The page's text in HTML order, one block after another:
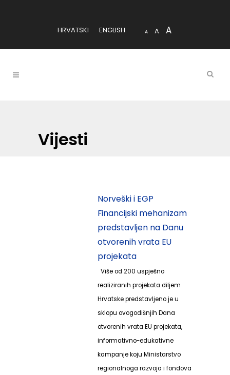
HRVATSKI ENGLISH A A A
Vijesti
Norveški i EGP
Financijski mehanizam
predstavljen na Danu
otvorenih vrata EU
projekata
Više od 200 uspješno
realiziranih projekata diljem
Hrvatske predstavljeno je u
sklopu ovogodišnjih Dana
otvorenih vrata EU projekata,
informativno-edukativne
kampanje koju Ministarstvo
regionalnoga razvoja i fondova